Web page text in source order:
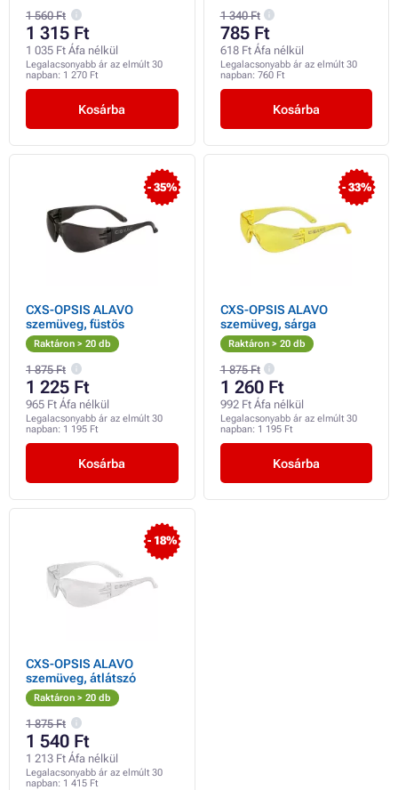
1 560 Ft
1 315 Ft
1 035 Ft Áfa nélkül
Legalacsonyabb ár az elmúlt 30
napban: 1 270 Ft
Kosárba
1 340 Ft
785 Ft
618 Ft Áfa nélkül
Legalacsonyabb ár az elmúlt 30
napban: 760 Ft
Kosárba
- 35%
CXS-OPSIS ALAVO
szemüveg, füstös
Raktáron > 20 db
1 875 Ft
1 225 Ft
965 Ft Áfa nélkül
Legalacsonyabb ár az elmúlt 30
napban: 1 195 Ft
Kosárba
- 33%
CXS-OPSIS ALAVO
szemüveg, sárga
Raktáron > 20 db
1 875 Ft
1 260 Ft
992 Ft Áfa nélkül
Legalacsonyabb ár az elmúlt 30
napban: 1 195 Ft
Kosárba
- 18%
CXS-OPSIS ALAVO
szemüveg, átlátszó
Raktáron > 20 db
1 875 Ft
1 540 Ft
1 213 Ft Áfa nélkül
Legalacsonyabb ár az elmúlt 30
napban: 1 415 Ft